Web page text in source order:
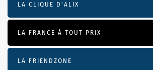
LA CLIQUE D'ALIX
LA FRANCE À TOUT PRIX
LA FRIENDZONE